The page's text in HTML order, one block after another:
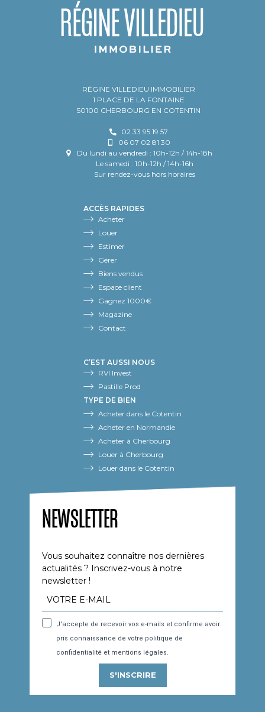
RÉGINE VILLEDIEU IMMOBILIER
1 PLACE DE LA FONTAINE
50100 CHERBOURG EN COTENTIN
02 33 95 19 57
06 07 02 81 30
Du lundi au vendredi : 10h-12h / 14h-18h
Le samedi : 10h-12h / 14h-16h
Sur rendez-vous hors horaires
ACCÈS RAPIDES
Acheter
Louer
Estimer
Gérer
Biens vendus
Espace client
Gagnez 1000€
Magazine
Contact
C’EST AUSSI NOUS
RVI Invest
Pastille Prod
TYPE DE BIEN
Acheter dans le Cotentin
Acheter en Normandie
Acheter à Cherbourg
Louer à Cherbourg
Louer dans le Cotentin
NEWSLETTER
Vous souhaitez connaître nos dernières
actualités ? Inscrivez-vous à notre
newsletter !
J'accepte de recevoir vos e-mails et confirme avoir
pris connaissance de votre politique de
confidentialité et mentions légales.
S'INSCRIRE